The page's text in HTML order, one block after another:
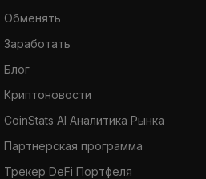
Обменять
Заработать
Блог
Криптоновости
CoinStats AI Аналитика Рынка
Партнерская программа
Трекер DeFi Портфеля